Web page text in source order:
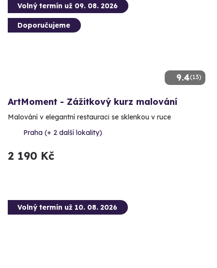
9.4(13)
Volný termín už 09. 08. 2026
Doporučujeme
ArtMoment - Zážitkový kurz malování
Malování v elegantní restauraci se sklenkou v ruce
Praha (+ 2 další lokality)
2 190 Kč
Volný termín už 10. 08. 2026